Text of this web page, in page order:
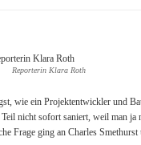
Reporterin Klara Roth
wie ein Projektentwickler und
nicht sofort saniert, weil man ja
Frage ging an Charles